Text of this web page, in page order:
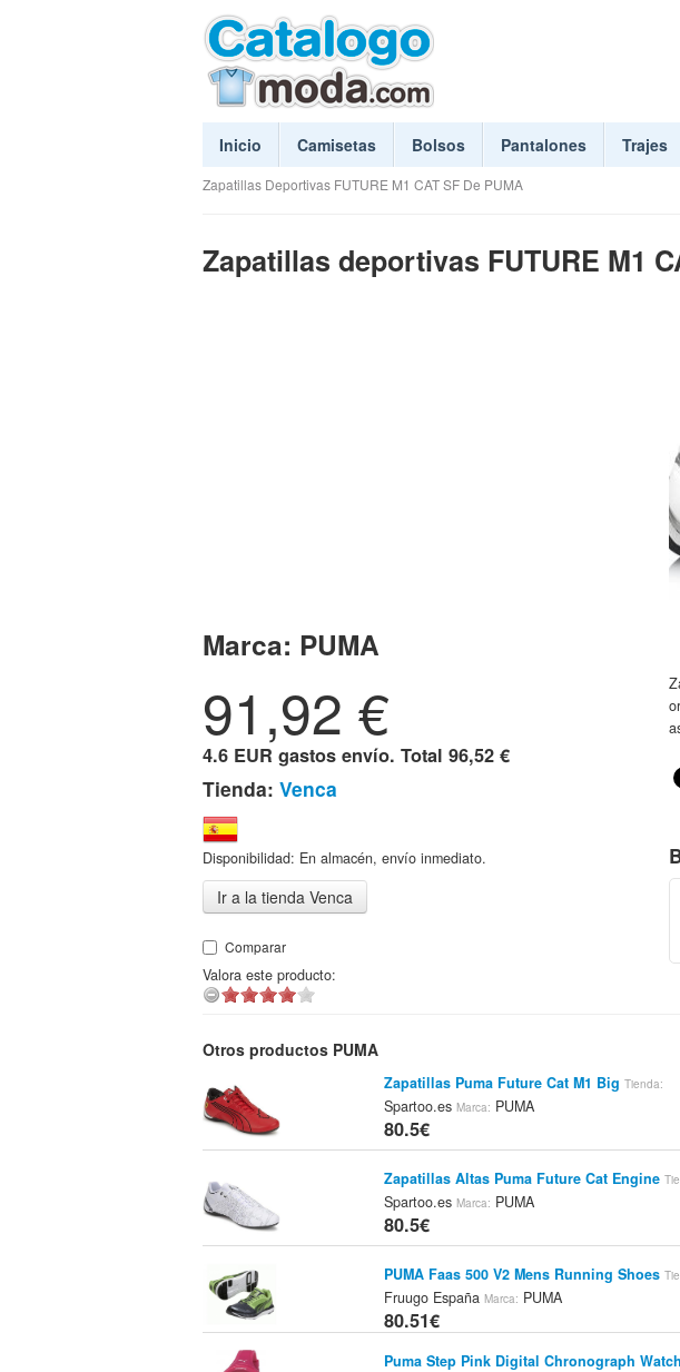
Inicio Camisetas Bolsos Pantalones Trajes
Zapatillas Deportivas FUTURE M1 CAT SF De PUMA
Zapatillas deportivas FUTURE M1
Marca: PUMA
91,92 €
4.6 EUR gastos envío. Total 96,52 €
Tienda: Venca
Disponibilidad: En almacén, envío inmediato.
Ir a la tienda Venca
Comparar
Valora este producto:
Otros productos PUMA
Zapatillas Puma Future Cat M1 Big Tienda:
Spartoo.esMarca: PUMA
80.5€
Zapatillas Altas Puma Future Cat Engine
Spartoo.esMarca: PUMA
80.5€
PUMA Faas 500 V2 Mens Running Shoes
Fruugo EspañaMarca: PUMA
80.51€
Puma Step Pink Digital Chronograph